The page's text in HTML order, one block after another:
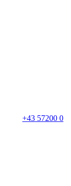
+43 57200 0